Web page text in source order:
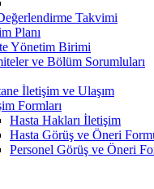
Takvimi
Planı
Yönetim Birimi
ve Bölüm Sorumluları
İletişim ve Ulaşım
Formları
Hasta Hakları İletişim
Hasta Görüş ve Öneri
Personel Görüş ve Öneri